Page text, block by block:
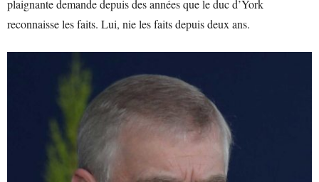
plaignante demande depuis des années que le duc d’York
reconnaisse les faits. Lui, nie les faits depuis deux ans.